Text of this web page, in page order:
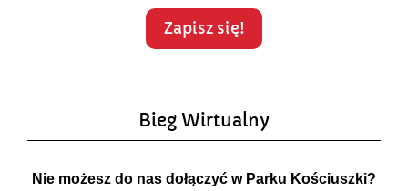
Zapisz się!
Bieg Wirtualny
Nie możesz do nas dołączyć w Parku Kościuszki?